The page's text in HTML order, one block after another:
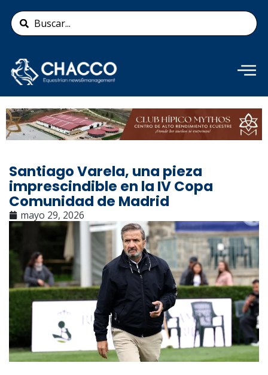
contenido
Search
...
Añade aquí tu texto de
cabecera
Santiago Varela, una pieza
imprescindible en la IV Copa
Comunidad de Madrid
mayo 29, 2026